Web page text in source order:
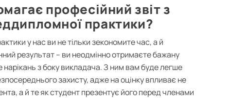
професійний звіт з
практики?
у нас ви не тільки зекономите час, а й
результат – ви неодмінно отримаєте бажану
нарікань з боку викладача. З ним вам буде легше
захисту, адже на оцінку впливає не
а й те як студент презентує його перед членами